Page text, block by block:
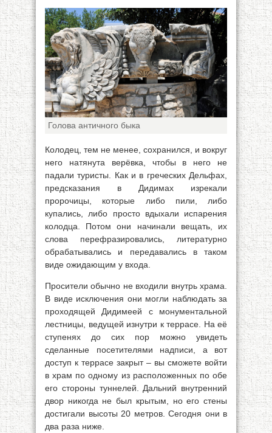
Голова античного быка
Колодец, тем не менее, сохранился, и вокруг
него натянута верёвка, чтобы в него не
падали туристы. Как и в греческих Дельфах,
предсказания в Дидимах изрекали
пророчицы, которые либо пили, либо
купались, либо просто вдыхали испарения
колодца. Потом они начинали вещать, их
слова перефразировались, литературно
обрабатывались и передавались в таком
виде ожидающим у входа.
Просители обычно не входили внутрь храма.
В виде исключения они могли наблюдать за
проходящей Дидимеей с монументальной
лестницы, ведущей изнутри к террасе. На её
ступенях до сих пор можно увидеть
сделанные посетителями надписи, а вот
доступ к террасе закрыт – вы сможете войти
в храм по одному из расположенных по обе
его стороны туннелей. Дальний внутренний
двор никогда не был крытым, но его стены
достигали высоты 20 метров. Сегодня они в
два раза ниже.